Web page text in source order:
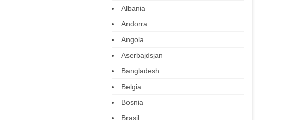
Albania
Andorra
Angola
Aserbajdsjan
Bangladesh
Belgia
Bosnia
Brasil